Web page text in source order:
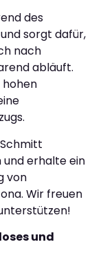
des
sorgt dafür,
nach
abläuft.
und erhalte ein
von
Wir freuen
und